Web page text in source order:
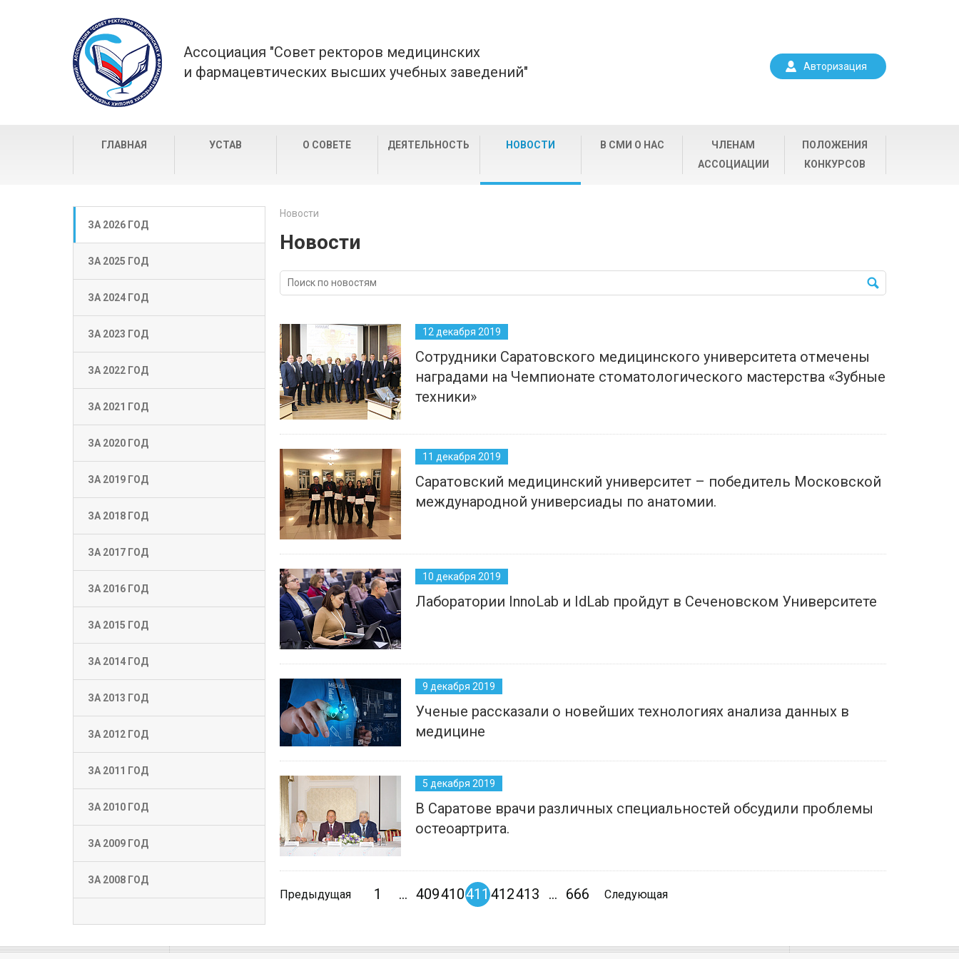
Ассоциация "Совет ректоров медицинских
и фармацевтических высших учебных заведений"
Авторизация
ГЛАВНАЯ УСТАВ О СОВЕТЕ ДЕЯТЕЛЬНОСТЬ НОВОСТИ В СМИ О НАС
ЧЛЕНАМ
АССОЦИАЦИИ
ПОЛОЖЕНИЯ
КОНКУРСОВ
ЗА 2026 ГОД
ЗА 2025 ГОД
ЗА 2024 ГОД
ЗА 2023 ГОД
ЗА 2022 ГОД
ЗА 2021 ГОД
ЗА 2020 ГОД
ЗА 2019 ГОД
ЗА 2018 ГОД
ЗА 2017 ГОД
ЗА 2016 ГОД
ЗА 2015 ГОД
ЗА 2014 ГОД
ЗА 2013 ГОД
ЗА 2012 ГОД
ЗА 2011 ГОД
ЗА 2010 ГОД
ЗА 2009 ГОД
ЗА 2008 ГОД
Новости
Новости
12 декабря 2019
Сотрудники Саратовского медицинского университета отмечены
наградами на Чемпионате стоматологического мастерства «Зубные
техники»
11 декабря 2019
Саратовский медицинский университет – победитель Московской
международной универсиады по анатомии.
10 декабря 2019
Лаборатории InnoLab и IdLab пройдут в Сеченовском Университете
9 декабря 2019
Ученые рассказали о новейших технологиях анализа данных в
медицине
5 декабря 2019
В Саратове врачи различных специальностей обсудили проблемы
остеоартрита.
Предыдущая 1 ... 409410411412413 ... 666 Следующая